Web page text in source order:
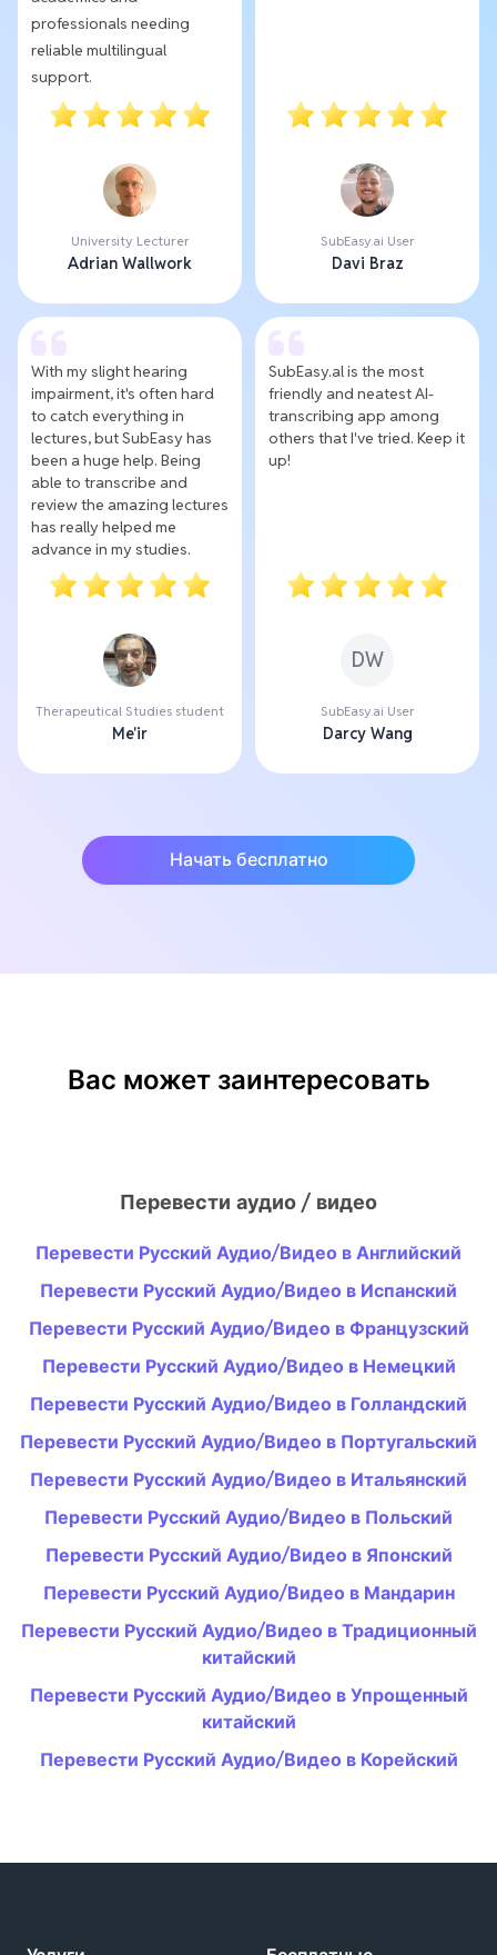
professionals needing
reliable multilingual
support.
University Lecturer
Adrian Wallwork
SubEasy.ai User
Davi Braz
With my slight hearing
impairment, it's often hard
to catch everything in
lectures, but SubEasy has
been a huge help. Being
able to transcribe and
review the amazing lectures
has really helped me
advance in my studies.
Therapeutical Studies student
Me'ir
SubEasy.al is the most
friendly and neatest AI-
transcribing app among
others that I've tried. Keep it
up!
DW
SubEasy.ai User
Darcy Wang
Начать бесплатно
Вас может заинтересовать
Перевести аудио / видео
Перевести Русский Аудио/Видео в Английский
Перевести Русский Аудио/Видео в Испанский
Перевести Русский Аудио/Видео в Французский
Перевести Русский Аудио/Видео в Немецкий
Перевести Русский Аудио/Видео в Голландский
Перевести Русский Аудио/Видео в Португальский
Перевести Русский Аудио/Видео в Итальянский
Перевести Русский Аудио/Видео в Польский
Перевести Русский Аудио/Видео в Японский
Перевести Русский Аудио/Видео в Мандарин
Перевести Русский Аудио/Видео в Традиционный
китайский
Перевести Русский Аудио/Видео в Упрощенный
китайский
Перевести Русский Аудио/Видео в Корейский